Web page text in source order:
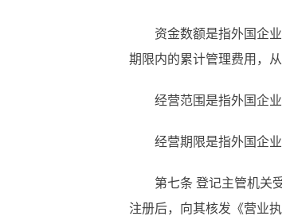
资金数额是指外国企
期限内的累计管理费用，
经营范围是指外国企
经营期限是指外国企
第七条 登记主管机关
注册后，向其核发《营业